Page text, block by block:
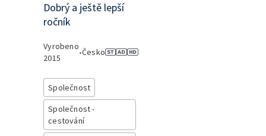
Dobrý a ještě lepší
ročník
Vyrobeno
2015
•Česko
Společnost
Společnost -
cestování